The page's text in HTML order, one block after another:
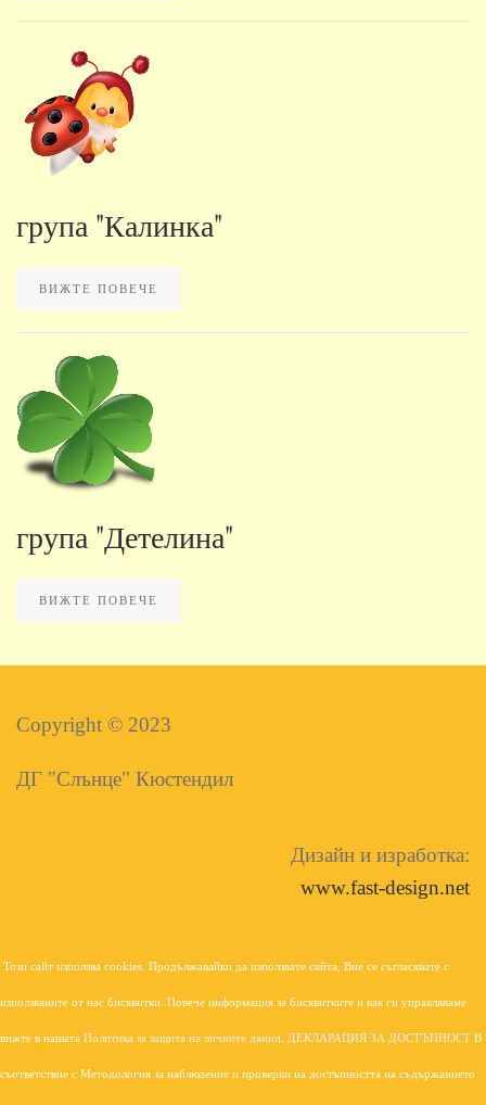
група "Калинка"
ВИЖТЕ ПОВЕЧЕ
група "Детелина"
ВИЖТЕ ПОВЕЧЕ
Copyright © 2023
ДГ "Слънце" Кюстендил
Дизайн и изработка:
www.fast-design.net
Този сайт използва cookies. Продължавайки да използвате сайта, Вие се съгласявате с
използваните от нас бисквитки. Повече информация за бисквитките и как ги управляваме
вижте в нашата Политика за защита на личните данни. ДЕКЛАРАЦИЯ ЗА ДОСТЪПНОСТ В
съответствие с Mетодология за наблюдение и проверки на достъпността на съдържанието